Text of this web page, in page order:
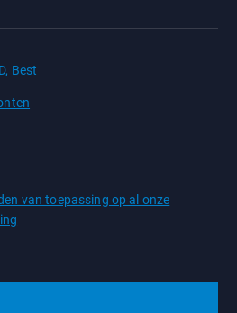
Best
van toepassing op al onze